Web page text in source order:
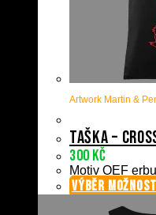
Artwork Martin &
Taška –
300 Kč
Motiv OEF
VÝBĚR